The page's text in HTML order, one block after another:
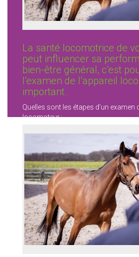
La santé locomotrice de
peut influencer sa
bien-être général, c’est
l’examen de l’appareil
important.
Quelles sont les étapes d’un examen
locomoteur :
LIRE LA SUITE